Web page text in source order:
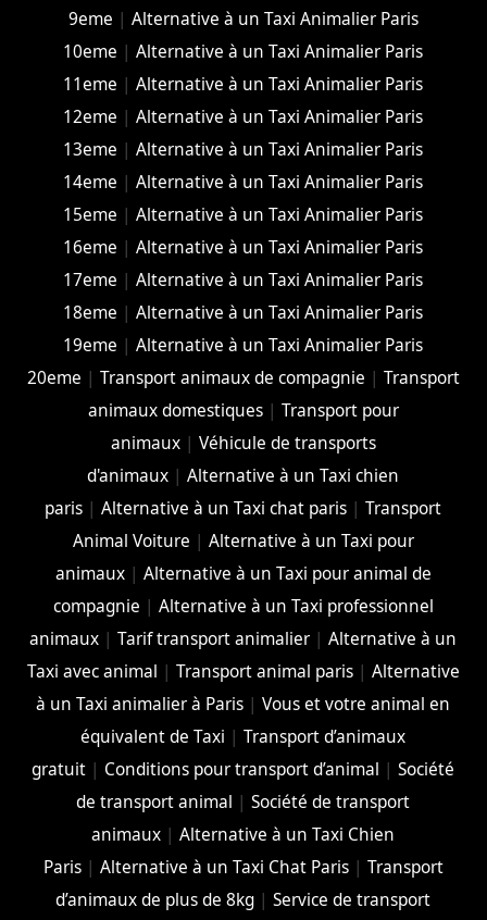
9eme | Alternative à un Taxi Animalier Paris
10eme |Alternative à un Taxi Animalier Paris
11eme |Alternative à un Taxi Animalier Paris
12eme |Alternative à un Taxi Animalier Paris
13eme |Alternative à un Taxi Animalier Paris
14eme |Alternative à un Taxi Animalier Paris
15eme |Alternative à un Taxi Animalier Paris
16eme |Alternative à un Taxi Animalier Paris
17eme |Alternative à un Taxi Animalier Paris
18eme |Alternative à un Taxi Animalier Paris
19eme |Alternative à un Taxi Animalier Paris
20eme | Transport animaux de compagnie | Transport
animaux domestiques| Transport pour
animaux| Véhicule de transports
d'animaux |Alternative à un Taxi chien
paris |Alternative à un Taxi chat paris |Transport
Animal Voiture | Alternative à un Taxi pour
animaux| Alternative à un Taxi pour animal de
compagnie | Alternative à un Taxi professionnel
animaux |Tarif transport animalier |Alternative à un
Taxi avec animal | Transport animal paris| Alternative
à un Taxi animalier à Paris |Vous et votre animal en
équivalent de Taxi |Transport d’animaux
gratuit | Conditions pour transport d’animal |Société
de transport animal |Société de transport
animaux |Alternative à un Taxi Chien
Paris| Alternative à un Taxi Chat Paris| Transport
d’animaux de plus de 8kg |Service de transport